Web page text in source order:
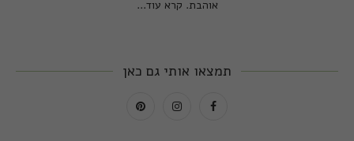
אוהבת. קרא עוד...
תמצאו אותי גם כאן